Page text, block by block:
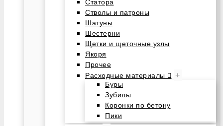
Статора
Стволы и патроны
Шатуны
Шестерни
Щетки и щеточные узлы
Якоря
Прочее
Расходные материалы
+
Буры
Зубилы
Коронки по бетону
Пики